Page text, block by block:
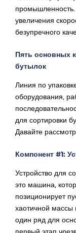
увеличения
безупречного
Пять основных
бутылок
Линия по
оборудования,
для сортировки
Давайте
Компонент #1:
Устройство для
это машина,
позиционирует
хаотичной массы
один ряд для